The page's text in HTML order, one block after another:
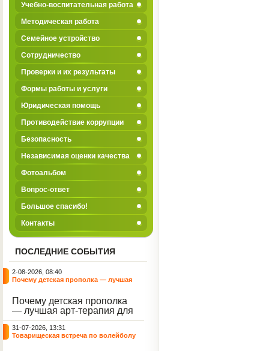
Учебно-воспитательная работа
Методическая работа
Семейное устройство
Сотрудничество
Проверки и их результаты
Формы работы и услуги
Юридическая помощь
Противодействие коррупции
Безопасность
Независимая оценки качества
Фотоальбом
Вопрос-ответ
Большое спасибо!
Контакты
ПОСЛЕДНИЕ СОБЫТИЯ
2-08-2026, 08:40
Почему детская прополка — лучшая
Почему детская прополка
— лучшая арт-терапия для
воспитателя?
31-07-2026, 13:31
Товарищеская встреча по волейболу